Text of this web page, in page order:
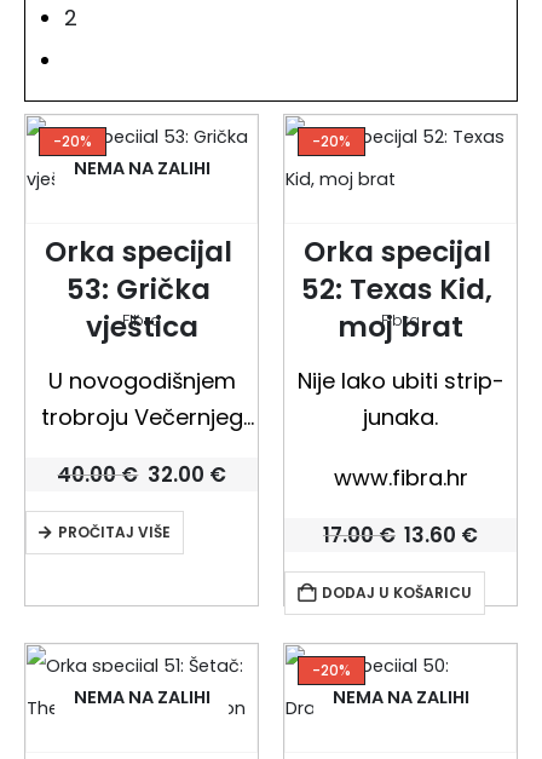
2
-20%
NEMA NA ZALIHI
Orka specijal
53: Grička
vještica
Fibra
U novogodišnjem
trobroju Večernjeg
1960. počinje
objavljivanje strip-
adaptacije Gričke
vještice. Druga knjiga
Nera, u rukama
dvojice majstora
40.00€ Izvorna
bila
je:
40.00 €.
32.00 €Trenutna
PROČITAJ VIŠE
-20%
Orka specijal
52: Texas Kid,
moj brat
Fibra
Nije lako ubiti strip-
junaka.
www.fibra.hr
17.00€ Izvorna
bila
je:
17.00 €.
13.60 €
je:
13.60
DODAJ U KOŠARICU
NEMA NA ZALIHI
-20%
NEMA NA ZALIHI